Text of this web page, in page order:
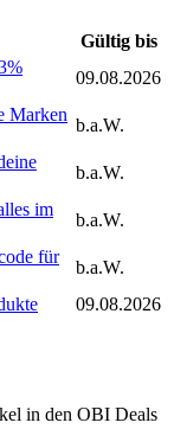
Gültig bis
09.08.2026
Marken
b.a.W.
b.a.W.
im
b.a.W.
für
b.a.W.
09.08.2026
in den OBI Deals